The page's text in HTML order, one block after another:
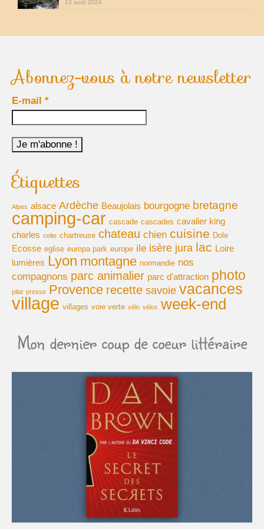
je loue mon camping car
park4night
Villages de France
annuaire du camping-car
le site du cc (forum)
élevage de cavalier king charles
moteur de recherche récits de voyage
Cuisine
13 août 2024
Abonnez-vous à notre newsletter
E-mail *
Étiquettes
Alpes alsace Ardèche Beaujolais bourgogne bretagne
camping-car cascade cascades cavalier king
charles celte chartreuse chateau chien cuisine Dole
Ecosse eglise europa park europe ile isère jura lac Loire
lumières Lyon montagne normandie nos
compagnons parc animalier parc d'attraction photo
pilat presse Provence recette savoie vacances
village villages voie verte vélo vélos week-end
Mon dernier coup de coeur littéraire